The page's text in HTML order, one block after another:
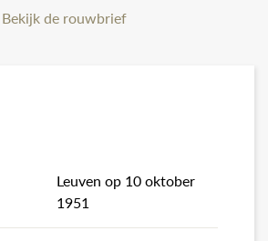
Leuven op 10 oktober
1951
Bekijk de rouwbrief